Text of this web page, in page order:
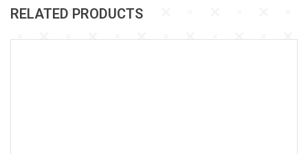
RELATED PRODUCTS